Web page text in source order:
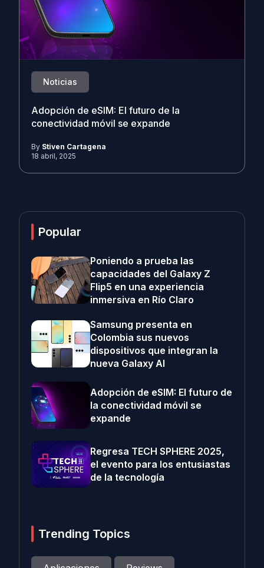
Noticias
Adopción de eSIM: El futuro de la
conectividad móvil se expande
By Stiven Cartagena
18 abril, 2025
Popular
Poniendo a prueba las
capacidades del Galaxy Z
Flip5 en una experiencia
inmersiva en Río Claro
Samsung presenta en
Colombia sus nuevos
dispositivos que integran la
nueva Galaxy AI
Adopción de eSIM: El futuro de
la conectividad móvil se
expande
Regresa TECH SPHERE 2025,
el evento para los entusiastas
de la tecnología
Trending Topics